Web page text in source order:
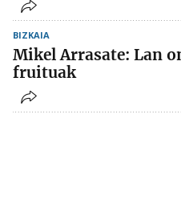
BIZKAIA
Mikel Arrasate: Lan
fruituak